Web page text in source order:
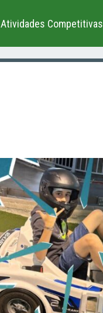
Atividades Competitivas